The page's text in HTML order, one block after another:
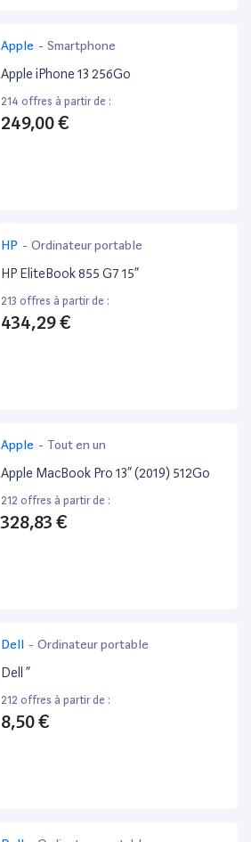
Apple - Smartphone
Apple iPhone 13 256Go
214 offres à partir de :
249,00 €
HP - Ordinateur portable
HP EliteBook 855 G7 15”
213 offres à partir de :
434,29 €
Apple - Tout en un
Apple MacBook Pro 13” (2019) 512Go
212 offres à partir de :
328,83 €
Dell - Ordinateur portable
Dell ”
212 offres à partir de :
8,50 €